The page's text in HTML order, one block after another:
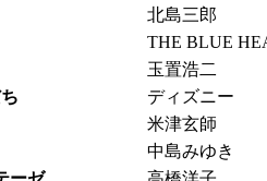
北島三郎
THE BLUE
玉置浩二
ディズニー
米津玄師
中島みゆき